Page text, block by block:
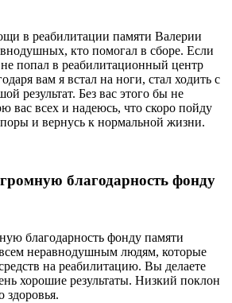
в реабилитации памяти Валерии
кто помогал в сборе. Если
попал в реабилитационный центр
вам я встал на ноги, стал ходить с
результат. Без вас этого бы не
вас всех и надеюсь, что скоро пойду
и вернусь к нормальной жизни.
благодарность фонду
благодарность фонду памяти
неравнодушным людям, которые
на реабилитацию. Вы делаете
хорошие результаты. Низкий поклон
здоровья.